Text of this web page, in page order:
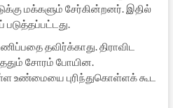
மக்களும் சேர்கின்றனர். இதில்
தவிர்க்காது. திராவிட
சோரம் போயின.
உண்மையை புரிந்துகொள்ளக் கூட